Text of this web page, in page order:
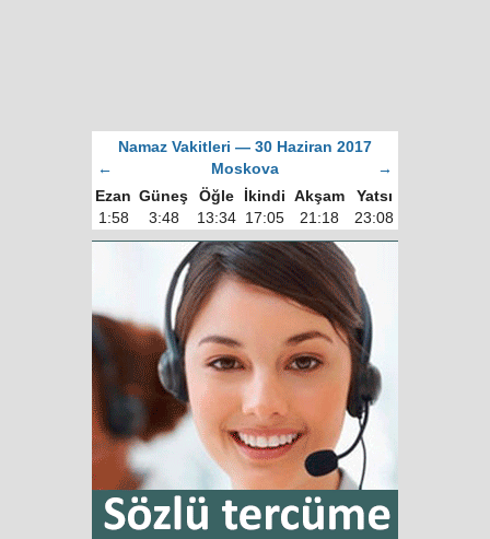
Namaz Vakitleri — 30 Haziran 2017
←
Moskova
→
Ezan Güneş Öğle İkindi Akşam
Yatsı
1:58
3:48 13:34 17:05 21:18 23:08